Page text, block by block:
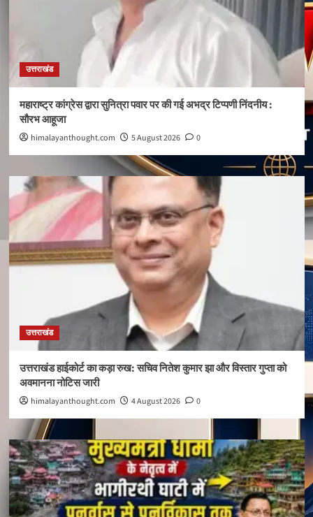
उत्तराखंड
महाराष्ट्र कांग्रेस द्वारा सुनित्रा पवार पर की गई अभद्र टिप्पणी निंदनीय :
सौरभ आहूजा
himalayanthought.com 5 August 2026 0
उत्तराखंड
उत्तराखंड हाईकोर्ट का कड़ा रुख: सचिव नितेश कुमार झा और विस्तार गुप्ता को
अवमानना नोटिस जारी
himalayanthought.com 4 August 2026 0